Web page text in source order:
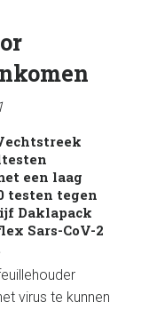
een laag
testen tegen
Daklapack
Sars-CoV-2
virus te kunnen